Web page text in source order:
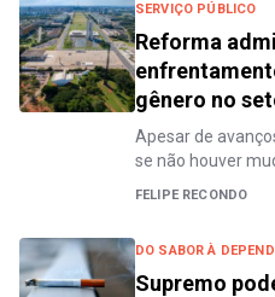
SERVIÇO PÚBLICO
Reforma
gênero no
Apesar de
se não houver
FELIPE RECONDO
DO SABOR À
Supremo